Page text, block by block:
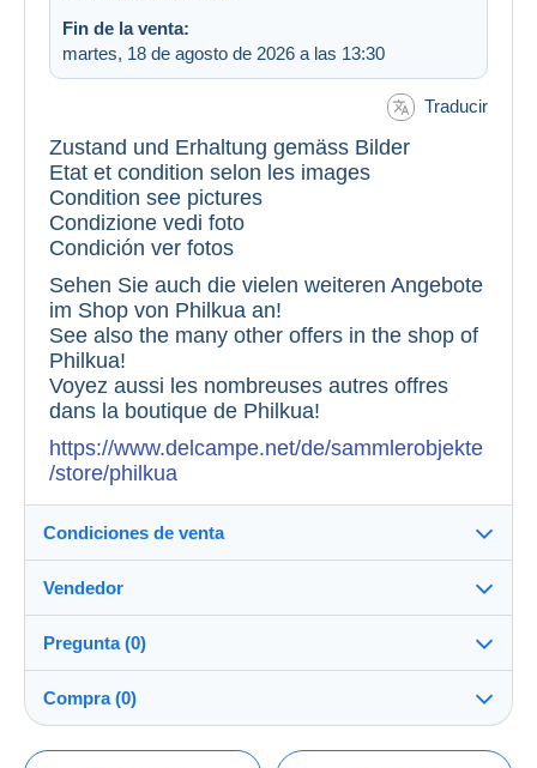
Fin de la venta:
martes, 18 de agosto de 2026 a las 13:30
Traducir
Zustand und Erhaltung gemäss Bilder
Etat et condition selon les images
Condition see pictures
Condizione vedi foto
Condición ver fotos
Sehen Sie auch die vielen weiteren Angebote
im Shop von Philkua an!
See also the many other offers in the shop of
Philkua!
Voyez aussi les nombreuses autres offres
dans la boutique de Philkua!
https://www.delcampe.net/de/sammlerobjekte
/store/philkua
Condiciones de venta
Destino:
Ver la lista de países
Envío:
Envío después del pago
Vendedor
philkua100%(16351x)
Tienda
Pregunta (0)
Compra (0)